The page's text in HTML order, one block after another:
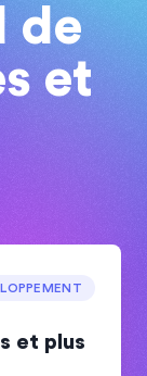
de
et
et plus